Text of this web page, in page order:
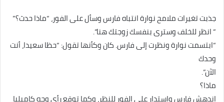
جذبت تغيرات ملامح نوارة انتباه فارس وسأل على الفور، “ماذا حدث؟”
” انظر للخلف وسترى بنفسك زوجتك هنا”.
“ابتسمت نوارة ونظرت إلى فارس. كان وكأنها تقول: “حظا سعيدا، أنت
وحدك
الآن”.
ماذا؟
اندهش فارس واستدار على الفور للنظر، وكما توقع رأى وجه كاميليا